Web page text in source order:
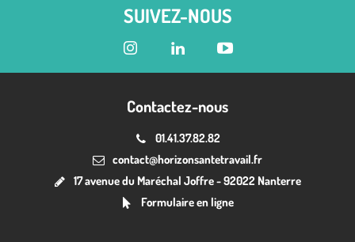
SUIVEZ-NOUS
Contactez-nous
01.41.37.82.82
contact@horizonsantetravail.fr
17 avenue du Maréchal Joffre - 92022 Nanterre
Formulaire en ligne